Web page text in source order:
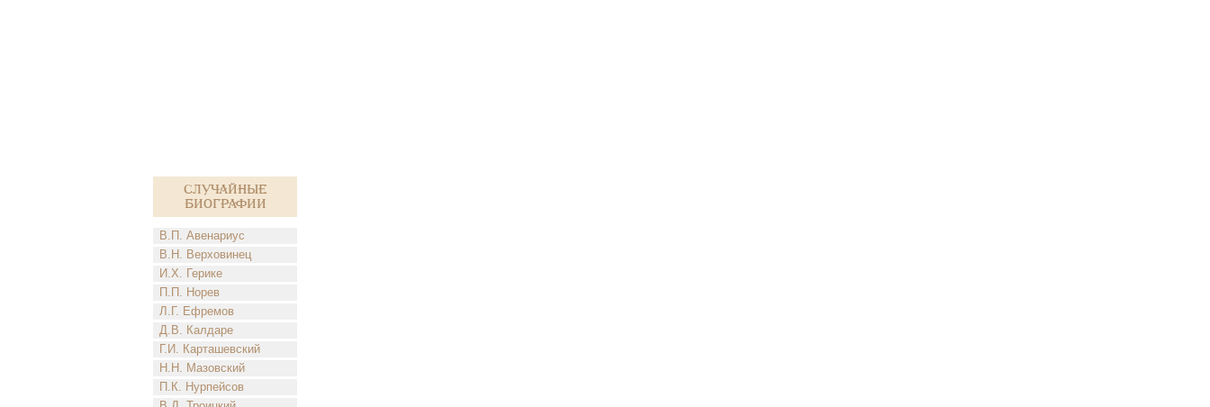
Случайные
биографии
В.П. Авенариус
В.Н. Верховинец
И.Х. Герике
П.П. Норев
Л.Г. Ефремов
Д.В. Калдаре
Г.И. Карташевский
Н.Н. Мазовский
П.К. Нурпейсов